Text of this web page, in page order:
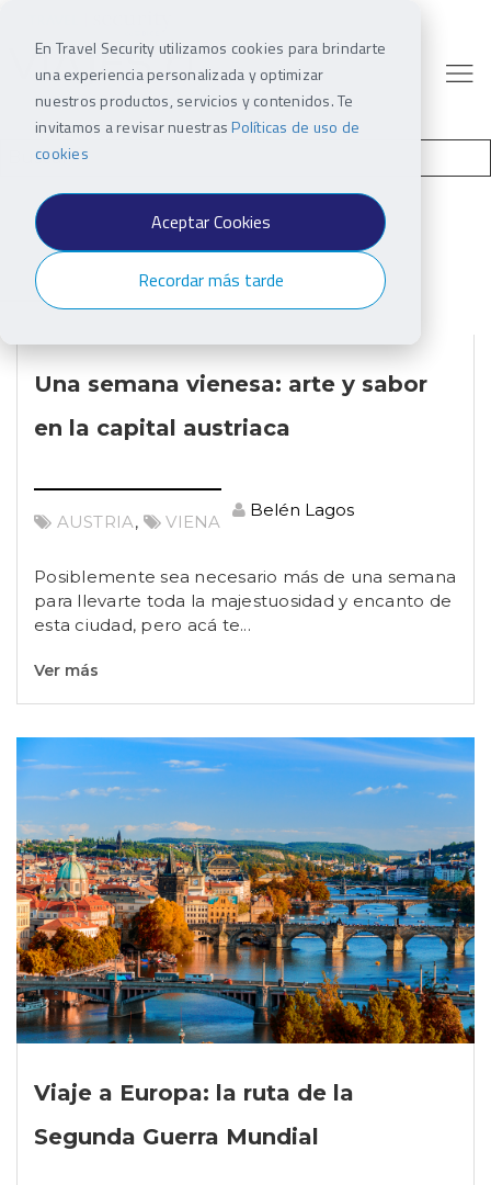
En Travel Security utilizamos cookies para brindarte
una experiencia personalizada y optimizar
nuestros productos, servicios y contenidos. Te
invitamos a revisar nuestrasPolíticas de uso de
cookies
Aceptar Cookies
Recordar más tarde
Una semana vienesa: arte y sabor
en la capital austriaca
AUSTRIA, VIENA
Belén Lagos
Posiblemente sea necesario más de una semana
para llevarte toda la majestuosidad y encanto de
esta ciudad, pero acá te...
Ver más
Viaje a Europa: la ruta de la
Segunda Guerra Mundial